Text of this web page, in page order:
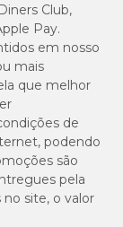
Club,
Pay.
em nosso
mais
que melhor
de
podendo
são
pela
no site, o valor